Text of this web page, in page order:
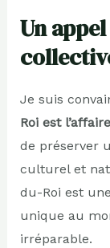
Un
Je suis
Roi est
de préserver
culturel et
du-Roi est
unique au
irréparable.